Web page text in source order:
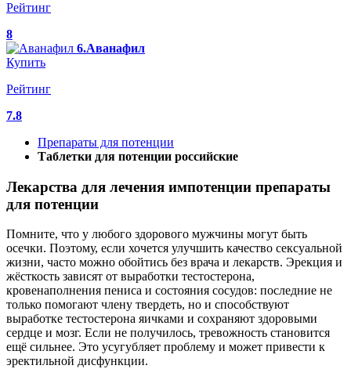
Рейтинг
8
6.Аванафил
Купить
Рейтинг
7.8
Препараты для потенции
Таблетки для потенции российские
Лекарства для лечения импотенции препараты
для потенции
Помните, что у любого здорового мужчины могут быть
осечки. Поэтому, если хочется улучшить качество сексуальной
жизни, часто можно обойтись без врача и лекарств. Эрекция и
жёсткость зависят от выработки тестостерона,
кровенаполнения пениса и состояния сосудов: последние не
только помогают члену твердеть, но и способствуют
выработке тестостерона яичками и сохраняют здоровыми
сердце и мозг. Если не получилось, тревожность становится
ещё сильнее. Это усугубляет проблему и может привести к
эректильной дисфункции.